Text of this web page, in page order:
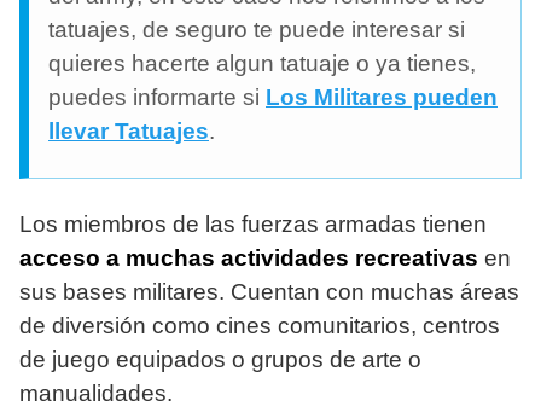
tatuajes, de seguro te puede interesar si
quieres hacerte algun tatuaje o ya tienes,
puedes informarte si Los Militares pueden
llevar Tatuajes.
Los miembros de las fuerzas armadas tienen
acceso a muchas actividades recreativas en
sus bases militares. Cuentan con muchas áreas
de diversión como cines comunitarios, centros
de juego equipados o grupos de arte o
manualidades.